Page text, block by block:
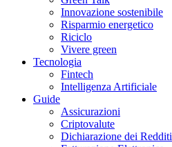
Innovazione sostenibile
Risparmio energetico
Riciclo
Vivere green
Tecnologia
Fintech
Intelligenza Artificiale
Guide
Assicurazioni
Criptovalute
Dichiarazione dei Redditi